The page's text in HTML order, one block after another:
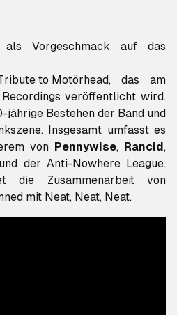
Vorgeschmack auf das
to Motörhead, das am
veröffentlicht wird.
Bestehen der Band und
Insgesamt umfasst es
von Pennywise, Rancid,
und der Anti-Nowhere League.
die Zusammenarbeit von
mit Neat, Neat, Neat.